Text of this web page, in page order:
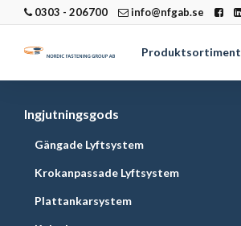
0303 - 206700 info@nfgab.se
Produktsortiment
Ingjutningsgods
Gängade Lyftsystem
Krokanpassade Lyftsystem
Plattankarsystem